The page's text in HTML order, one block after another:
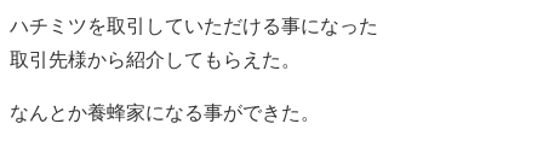
ハチミツを取引していただける事になった
取引先様から紹介してもらえた。
なんとか養蜂家になる事ができた。